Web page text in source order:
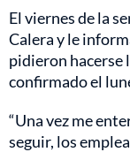
El viernes de la
Calera y le
pidieron hacerse
confirmado el
“Una vez me
seguir, los